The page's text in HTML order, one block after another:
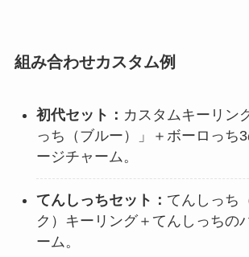
組み合わせカスタム例
初代セット： カスタムキーリン
っち（ブルー）」＋ボーロっち
ージチャーム。
てんしっちセット： てんしっち
ク）キーリング＋てんしっちの
ーム。